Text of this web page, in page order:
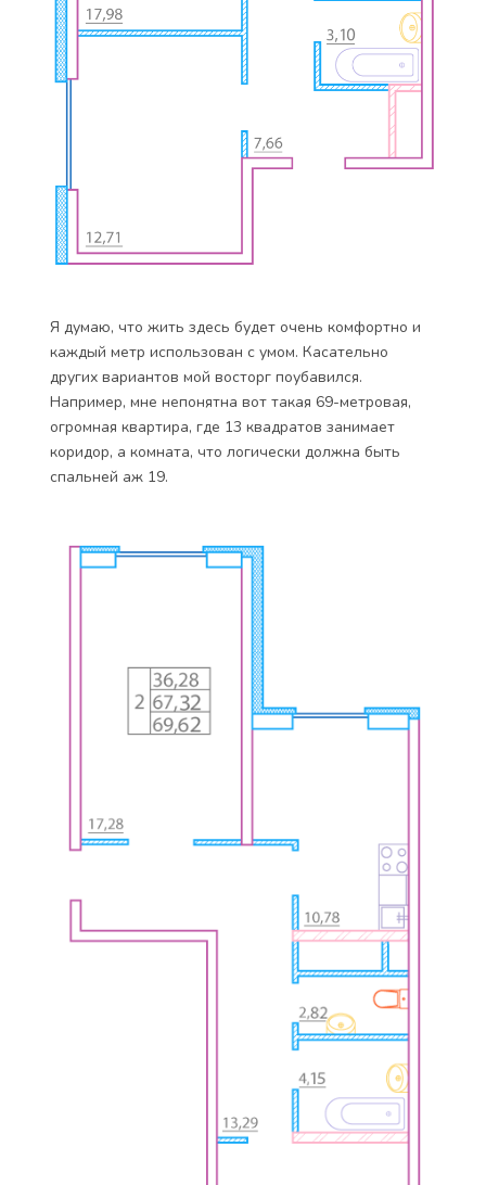
Я думаю, что жить здесь будет очень комфортно и
каждый метр использован с умом. Касательно
других вариантов мой восторг поубавился.
Например, мне непонятна вот такая 69-метровая,
огромная квартира, где 13 квадратов занимает
коридор, а комната, что логически должна быть
спальней аж 19.